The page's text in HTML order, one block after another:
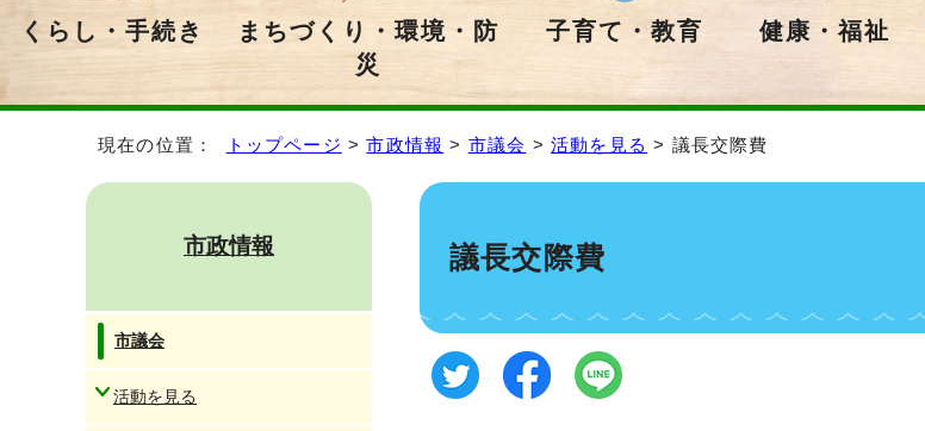
くらし・手続き
まちづくり・環境・防
災
子育て・教育 健康・福祉
現在の位置： トップページ >市政情報 > 市議会 >活動を見る > 議長交際費
議長交際費
市政情報
市議会
活動を見る